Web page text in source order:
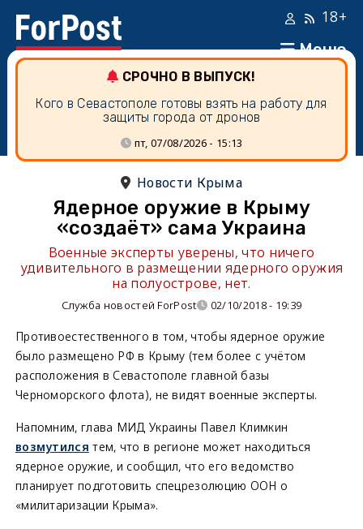
Меню
18+
СРОЧНО В ВЫПУСК!
Кого в Севастополе готовы взять на работу для
защиты города от дронов
пт, 07/08/2026 - 15:13
Новости Крыма
Ядерное оружие в Крыму
«создаёт» сама Украина
Военные эксперты уверены, что ничего
удивительного в размещении ядерного оружия
на полуострове, нет.
Служба новостей ForPost 02/10/2018 - 19:39
Противоестественного в том, чтобы ядерное оружие
было размещено РФ в Крыму (тем более с учётом
расположения в Севастополе главной базы
Черноморского флота), не видят военные эксперты.
Напомним, глава МИД Украины Павел Климкин
возмутился тем, что в регионе может находиться
ядерное оружие, и сообщил, что его ведомство
планирует подготовить спецрезолюцию ООН о
«милитаризации Крыма».